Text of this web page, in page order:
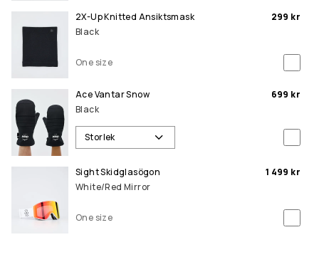
2X-Up Knitted Ansiktsmask
Black
299 kr
One size
Ace Vantar Snow
Black
699 kr
Storlek
Sight Skidglasögon
White/Red Mirror
1 499 kr
One size